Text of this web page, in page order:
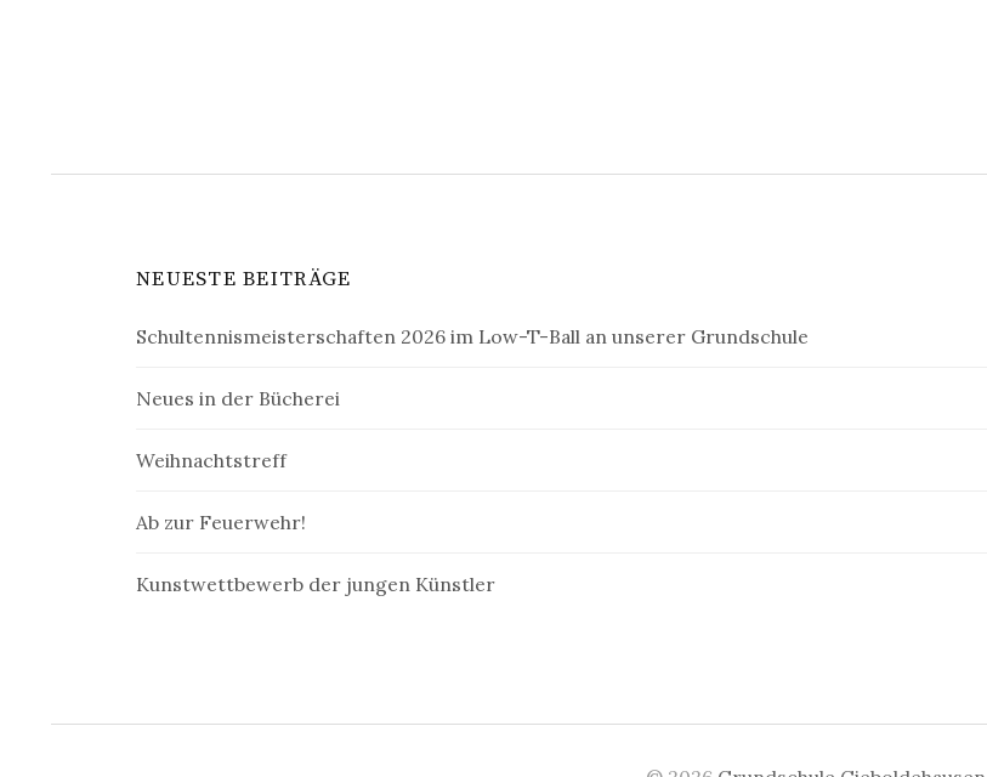
NEUESTE BEITRÄGE
Schultennismeisterschaften 2026 im Low-T-Ball an unserer Grundschule
Neues in der Bücherei
Weihnachtstreff
Ab zur Feuerwehr!
Kunstwettbewerb der jungen Künstler